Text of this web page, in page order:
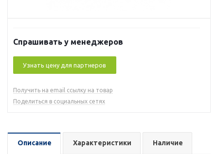
Спрашивать у менеджеров
Узнать цену для партнеров
Получить на email ссылку на товар
Поделиться в социальных сетях
Описание Характеристики Наличие